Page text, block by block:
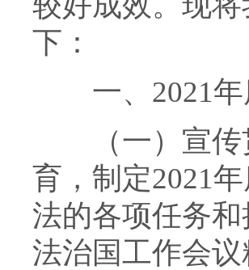
下：
一、2021年
（一）宣传
育，制定2021
法的各项任务
法治国工作会